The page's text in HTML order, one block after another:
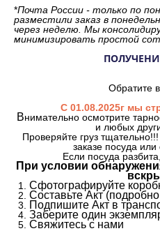
*Почта России - только по
разместили заказ в
через неделю. Мы
минимизировать простой
Обратите
С 01.08.2025г мы
Внимательно осмотрите
и любых
Проверяйте груз
заказе посуда
Если посуда
При условии
Сфотографируйте
Составьте Акт
Подпишите Акт в
Заберите один
Свяжитесь с нами